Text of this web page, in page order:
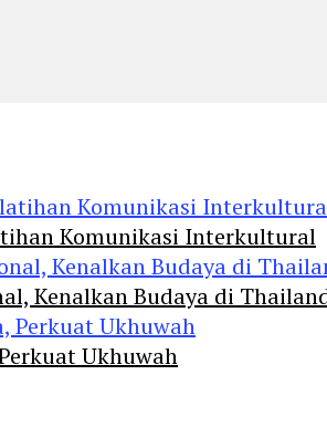
Komunikasi Interkultural
Kenalkan Budaya di
Ukhuwah